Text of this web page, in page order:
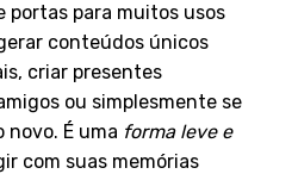
portas para muitos usos
conteúdos únicos
criar presentes
ou simplesmente se
novo. É uma forma leve e
com suas memórias